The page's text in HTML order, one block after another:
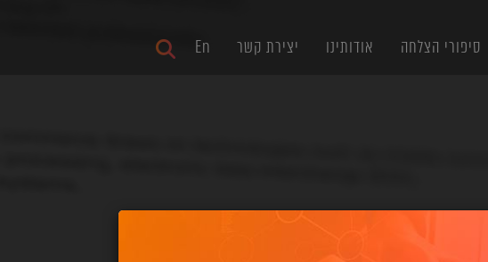
סיפורי הצלחה אודותינו יצירת קשר En